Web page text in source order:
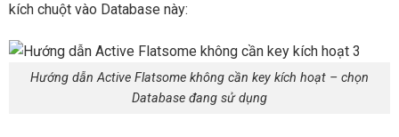
kích chuột vào Database này:
Hướng dẫn Active Flatsome không cần key kích hoạt – chọn
Database đang sử dụng